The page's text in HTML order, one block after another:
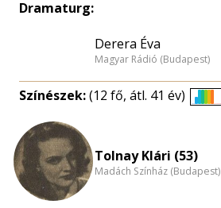
Dramaturg:
Derera Éva
Magyar Rádió (Budapest)
Színészek:(12 fő, átl. 41 év)
Tolnay Klári (53)
Madách Színház (Budapest)